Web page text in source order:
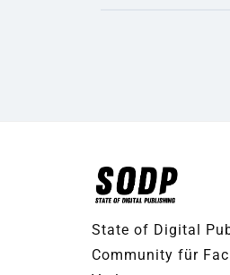
State of Digital
Community für